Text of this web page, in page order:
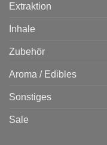
Extraktion
Inhale
Zubehör
Aroma / Edibles
Sonstiges
Sale